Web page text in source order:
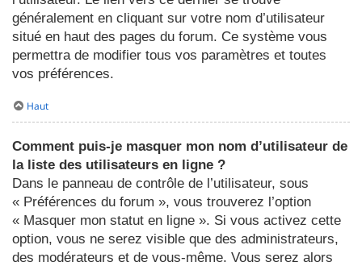
généralement en cliquant sur votre nom d’utilisateur
situé en haut des pages du forum. Ce système vous
permettra de modifier tous vos paramètres et toutes
vos préférences.
Haut
Comment puis-je masquer mon nom d’utilisateur de
la liste des utilisateurs en ligne ?
Dans le panneau de contrôle de l’utilisateur, sous
« Préférences du forum », vous trouverez l’option
« Masquer mon statut en ligne ». Si vous activez cette
option, vous ne serez visible que des administrateurs,
des modérateurs et de vous-même. Vous serez alors